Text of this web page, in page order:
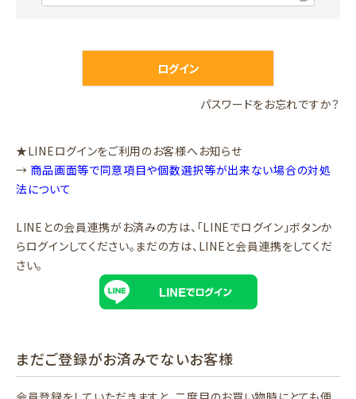
)
ログイン
パスワードをお忘れですか？
★LINEログインをご利用のお客様へお知らせ
→ 商品画面等で同意項目や個数選択等が出来ない場合の対処
法について
LINEとの会員連携がお済みの方は、「LINEでログイン」ボタンか
らログインしてください。まだの方は、 LINEと会員連携をしてくだ
さい。
まだご登録がお済みでないお客様